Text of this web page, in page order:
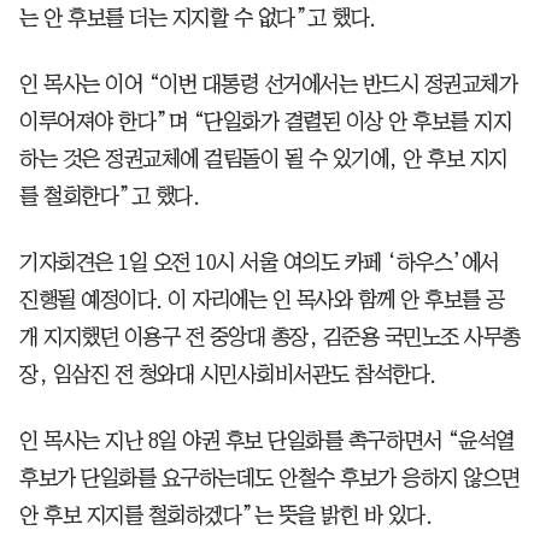
는 안 후보를 더는 지지할 수 없다”고 했다.
인 목사는 이어 “이번 대통령 선거에서는 반드시 정권교체가
이루어져야 한다”며 “단일화가 결렬된 이상 안 후보를 지지
하는 것은 정권교체에 걸림돌이 될 수 있기에, 안 후보 지지
를 철회한다”고 했다.
기자회견은 1일 오전 10시 서울 여의도 카페 ‘하우스’에서
진행될 예정이다. 이 자리에는 인 목사와 함께 안 후보를 공
개 지지했던 이용구 전 중앙대 총장, 김준용 국민노조 사무총
장, 임삼진 전 청와대 시민사회비서관도 참석한다.
인 목사는 지난 8일 야권 후보 단일화를 촉구하면서 “윤석열
후보가 단일화를 요구하는데도 안철수 후보가 응하지 않으면
안 후보 지지를 철회하겠다”는 뜻을 밝힌 바 있다.